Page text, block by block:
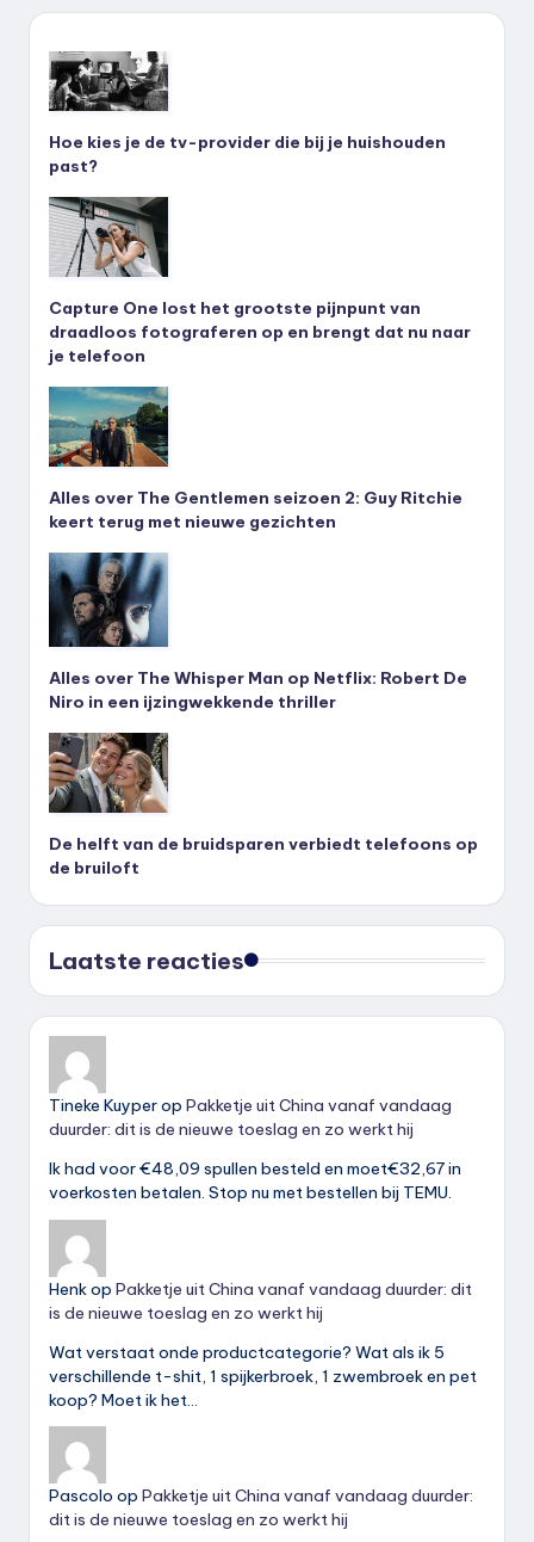
Hoe kies je de tv-provider die bij je huishouden
past?
Capture One lost het grootste pijnpunt van
draadloos fotograferen op en brengt dat nu naar
je telefoon
Alles over The Gentlemen seizoen 2: Guy Ritchie
keert terug met nieuwe gezichten
Alles over The Whisper Man op Netflix: Robert De
Niro in een ijzingwekkende thriller
De helft van de bruidsparen verbiedt telefoons op
de bruiloft
Laatste reacties
Tineke Kuyperop Pakketje uit China vanaf vandaag
duurder: dit is de nieuwe toeslag en zo werkt hij
Ik had voor €48,09 spullen besteld en moet€32,67 in
voerkosten betalen. Stop nu met bestellen bij TEMU.
Henkop Pakketje uit China vanaf vandaag duurder: dit
is de nieuwe toeslag en zo werkt hij
Wat verstaat onde productcategorie? Wat als ik 5
verschillende t-shit, 1 spijkerbroek, 1 zwembroek en pet
koop? Moet ik het…
Pascolo op Pakketje uit China vanaf vandaag duurder:
dit is de nieuwe toeslag en zo werkt hij